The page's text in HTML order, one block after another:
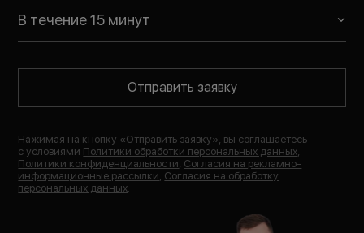
В течение 15 минут
Отправить заявку
Нажимая на кнопку «Отправить заявку», вы соглашаетесь
с условиями Политики обработки персональных данных
Политики конфиденциальности Согласия на рекламно-
информационные рассылки Согласия на обработку
персональных данных